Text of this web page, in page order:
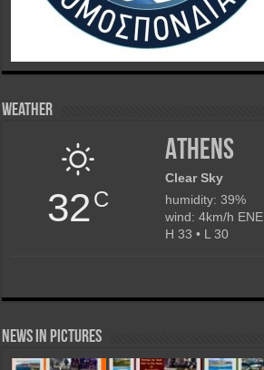
Weather
32C
Athens
Clear Sky
humidity: 39%
wind: 4km/h ENE
H 33 • L 30
News in Pictures